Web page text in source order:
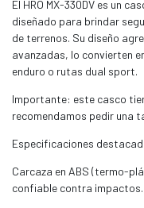
El HRO MX-330DV es un
diseñado para brindar
de terrenos. Su diseño
avanzadas, lo convierten
enduro o rutas dual sport.
Importante: este casco
recomendamos pedir una
Especificaciones
Carcaza en ABS (termo-
confiable contra impactos.